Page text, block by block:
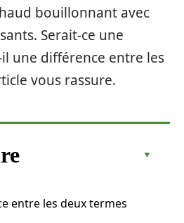
bouillonnant avec
Serait-ce une
une différence entre les
vous rassure.
entre les deux termes